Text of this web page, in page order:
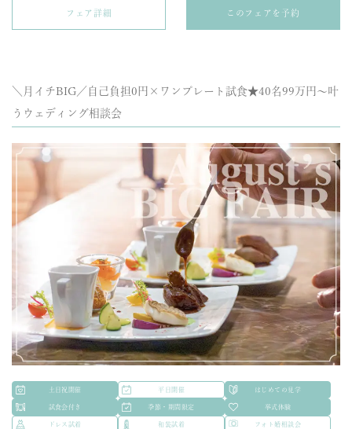
フェア詳細 このフェアを予約
＼月イチBIG／自己負担0円×ワンプレート試食★40名99万円〜叶
うウェディング相談会
土日祝開催 平日開催 はじめての見学
試食会付き 季節・期間限定 挙式体験
ドレス試着 和装試着 フォト婚相談会